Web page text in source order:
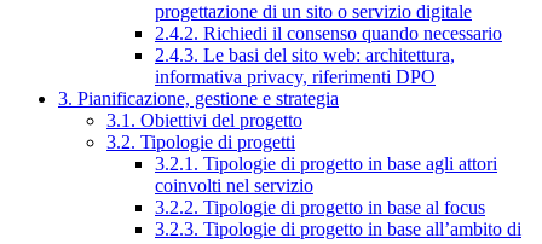
progettazione di un sito o servizio digitale
2.4.2. Richiedi il consenso quando necessario
2.4.3. Le basi del sito web: architettura,
informativa privacy, riferimenti DPO
3. Pianificazione, gestione e strategia
3.1. Obiettivi del progetto
3.2. Tipologie di progetti
3.2.1. Tipologie di progetto in base agli attori
coinvolti nel servizio
3.2.2. Tipologie di progetto in base al focus
3.2.3. Tipologie di progetto in base all’ambito di